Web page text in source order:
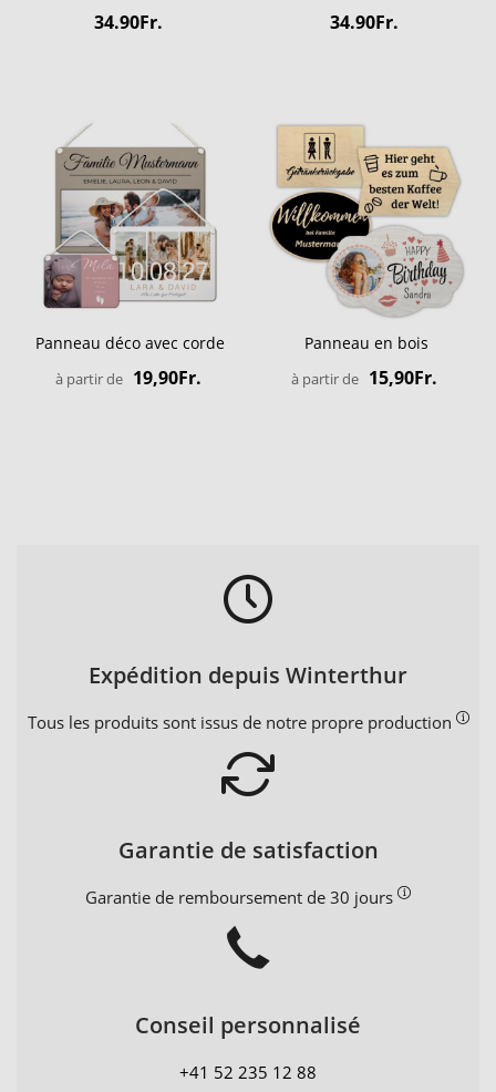
34.90Fr. 34.90Fr.
Panneau déco avec corde
à partir de 19,90Fr.
Panneau en bois
à partir de 15,90Fr.
Expédition depuis Winterthur
Tous les produits sont issus de notre propre production
Garantie de satisfaction
Garantie de remboursement de 30 jours
Conseil personnalisé
+41 52 235 12 88